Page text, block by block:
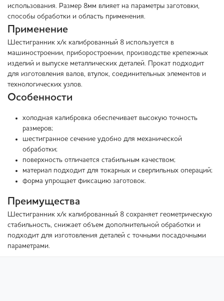
использования. Размер 8мм влияет на параметры заготовки,
способы обработки и область применения.
Применение
Шестигранник х/к калиброванный 8 используется в
машиностроении, приборостроении, производстве крепежных
изделий и выпуске металлических деталей. Прокат подходит
для изготовления валов, втулок, соединительных элементов и
технологических узлов.
Особенности
холодная калибровка обеспечивает высокую точность
размеров;
шестигранное сечение удобно для механической
обработки;
поверхность отличается стабильным качеством;
материал подходит для токарных и сверлильных операций;
форма упрощает фиксацию заготовок.
Преимущества
Шестигранник х/к калиброванный 8 сохраняет геометрическую
стабильность, снижает объем дополнительной обработки и
подходит для изготовления деталей с точными посадочными
параметрами.